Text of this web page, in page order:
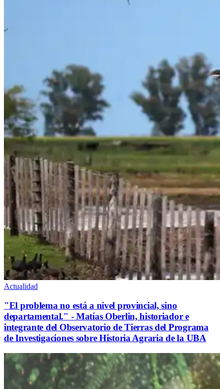
Actualidad
"El problema no está a nivel provincial, sino
departamental." - Matías Oberlin, historiador e
integrante del Observatorio de Tierras del Programa
de Investigaciones sobre Historia Agraria de la UBA